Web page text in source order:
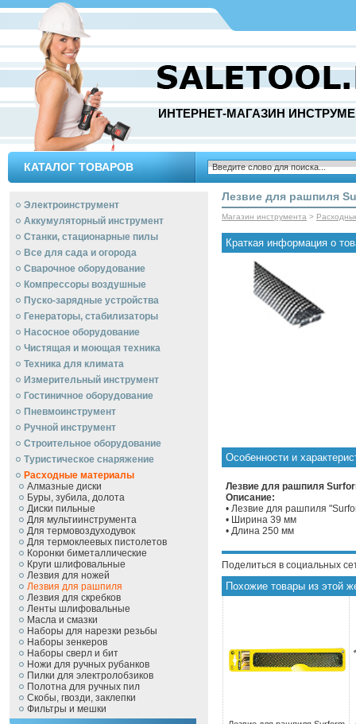
ИНТЕРНЕТ-МАГАЗИН
КАТАЛОГ ТОВАРОВ
Электроинструмент
Аккумуляторный инструмент
Станки, стационарные пилы
Все для сада и огорода
Сварочное оборудование
Компрессоры воздушные
Пуско-зарядные устройства
Генераторы, стабилизаторы
Насосное оборудование
Чистящая и моющая техника
Техника для климата
Измерительный инструмент
Гостиничное оборудование
Пневмоинструмент
Ручной инcтрумент
Строительное оборудование
Туристическое снаряжение
Расходные материалы
Алмазные диски
Буры, зубила, долота
Диски пильные
Для мультиинструмента
Для термовоздуходувок
Для термоклеевых пистолетов
Коронки биметаллические
Круги шлифовальные
Лезвия для ножей
Лезвия для рашпиля
Лезвия для скребков
Ленты шлифовальные
Масла и смазки
Наборы для нарезки резьбы
Наборы зенкеров
Наборы сверл и бит
Ножи для ручных рубанков
Пилки для электролобзиков
Полотна для ручных пил
Скобы, гвозди, заклепки
Фильтры и мешки
Лезвие для рашпиля
Магазин инструмента >
Краткая информация о
Особенности и
Лезвие для рашпиля
Описание:
• Лезвие для рашпиля
• Ширина 39 мм
• Длина 250 мм
Поделиться в социальных
Похожие товары из этой